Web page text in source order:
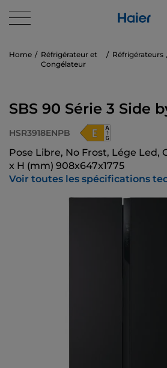
Home
Réfrigérateur et
Congélateur
Réfrigérateurs
SBS 90 Série 3 Side
HSR3918ENPB
Pose Libre, No Frost, Lége Led,
x H (mm) 908x647x1775
Voir toutes les spécifications